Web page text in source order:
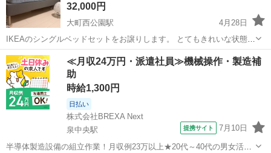
32,000円
大町西公園駅
4月28日
IKEAのシングルベッドセットをお譲りします。 とてもきれいな状態
で、寝心地も良いマットレスです。 引っ越しで大きいベッドに買い替
えるため出品します。 購入時価格：約68,980円 → 40,000円でお譲り
します ■...
宮城 仙台市 大町西公園駅 ベッド IKEA
≪月収24万円・派遣社員≫機械操作・製造補
助
時給1,300円
日払い
株式会社BREXA Next
泉中央駅
提携サイト 7月10日
半導体製造設備の組立作業！月収例23万以上★20代～40代の男女活躍